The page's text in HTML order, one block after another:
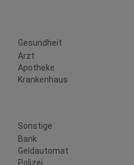
Gesundheit
Arzt
Apotheke
Krankenhaus
Sonstige
Bank
Geldautomat
Polizei